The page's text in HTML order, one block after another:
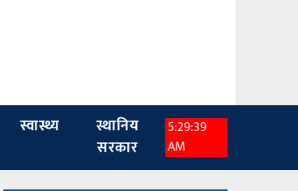
स्वास्थ्य
स्थानिय
सरकार
5:29:40
AM